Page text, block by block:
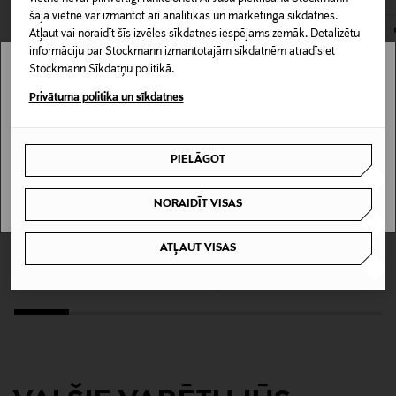
šajā vietnē var izmantot arī analītikas un mārketinga sīkdatnes.
Atļaut vai noraidīt šīs izvēles sīkdatnes iespējams zemāk. Detalizētu
informāciju par Stockmann izmantotajām sīkdatnēm atradīsiet
Stockmann Sīkdatņu politikā.
Privātuma politika un sīkdatnes
PIELĀGOT
NORAIDĪT VISAS
ATĻAUT VISAS
Materiāls
89% poliamīds, 11% elastāns
Kopšanas instrukcijas
temperatūrā, nežāvēt veļas žāvētājā, neveikt ķīmisko
SERBIJA
41744
IZPĀRDOŠANA 40% KUPONA PRIEKŠROCĪBA
FALKE
Seidenglatt pusgarās zeķes 15 den
Stockmann nav pieejams tavā valstī.
I UNDERSTAND